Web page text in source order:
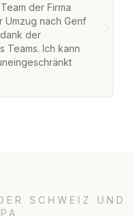
der Firma
Umzug nach Genf
der
Teams. Ich kann
SCHWEIZ UND